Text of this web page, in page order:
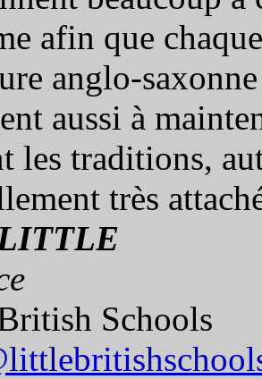
afin que
anglo-
aussi à
les traditions,
très
Schools